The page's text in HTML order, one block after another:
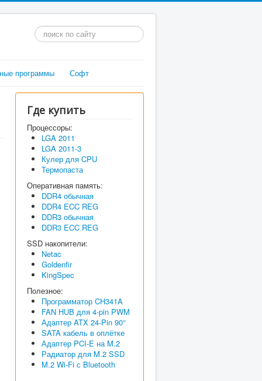
Искать...
программы Софт
Где купить
Процессоры:
LGA 2011
LGA 2011-3
Кулер для CPU
Термопаста
Оперативная память:
DDR4 обычная
DDR4 ECC REG
DDR3 обычная
DDR3 ECC REG
SSD накопители:
Netac
Goldenfir
KingSpec
Полезное:
Программатор CH341A
FAN HUB для 4-pin PWM
Адаптер ATX 24-Pin 90°
SATA кабель в оплётке
Адаптер PCI-E на M.2
Радиатор для M.2 SSD
M.2 Wi-Fi с Bluetooth